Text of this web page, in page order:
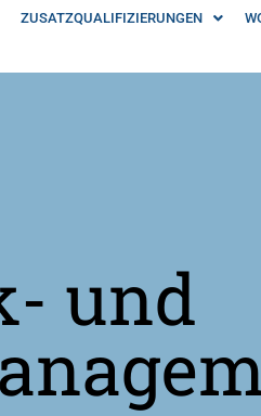
ZUSATZQUALIFIZIERUNGEN
und